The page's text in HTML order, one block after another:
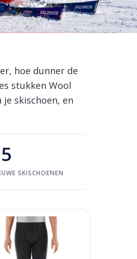
hoe dunner de
stukken Wool
skischoen, en
SKISCHOENEN
Wool Tech Tights Regular M
ADD TO CART